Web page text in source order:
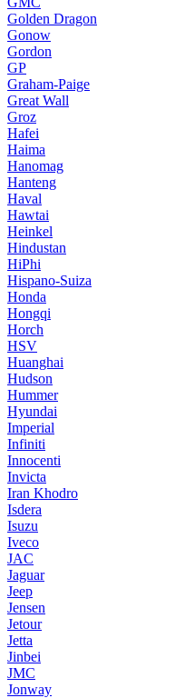
Golden Dragon
Gonow
Gordon
GP
Graham-Paige
Great Wall
Groz
Hafei
Haima
Hanomag
Hanteng
Haval
Hawtai
Heinkel
Hindustan
HiPhi
Hispano-Suiza
Honda
Hongqi
Horch
HSV
Huanghai
Hudson
Hummer
Hyundai
Imperial
Infiniti
Innocenti
Invicta
Iran Khodro
Isdera
Isuzu
Iveco
JAC
Jaguar
Jeep
Jensen
Jetour
Jetta
Jinbei
JMC
Jonway